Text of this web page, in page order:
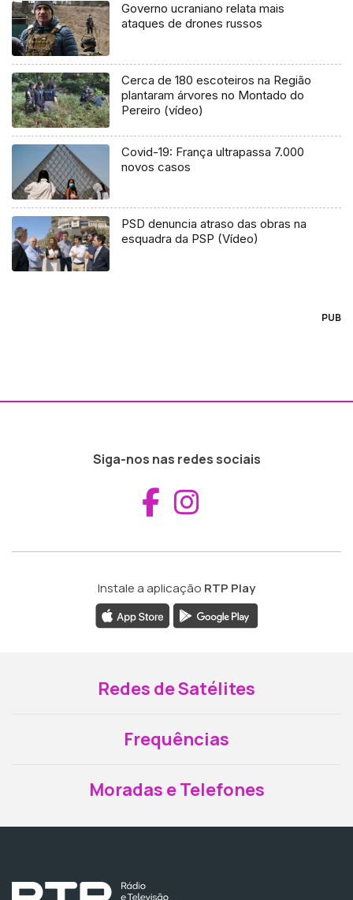
Governo ucraniano relata mais
ataques de drones russos
Cerca de 180 escoteiros na Região
plantaram árvores no Montado do
Pereiro (vídeo)
Covid-19: França ultrapassa 7.000
novos casos
PSD denuncia atraso das obras na
esquadra da PSP (Vídeo)
PUB
Siga-nos nas redes sociais
Aceder ao
Instale a aplicação RTP Play
Redes de Satélites
Frequências
Moradas e Telefones